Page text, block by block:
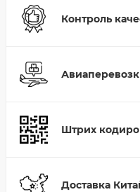
Контроль
Штрих
Доставка